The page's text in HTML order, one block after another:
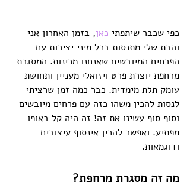
כפי שכבר שיתפתי כאן, בזמן האחרון אני
והבת שלי מתנסות בכל מיני יצירות עם
הפרחים המיובשים שאנחנו מכינות. המסגרת
מרחפת יוצרת פרט ויזואלי מעניין ותחושת
עומק תלת מימדית. כבר כמה זמן שרציתי
לנסות להכין משהו כזה עם פרחים מיובשים
וסוף סוף עשינו את זה! זה היה קל באופו
מפתיע. ואפשר להכין אינסוף עיצובים
ודוגמאות.
מה זה מסגרת מרחפת?